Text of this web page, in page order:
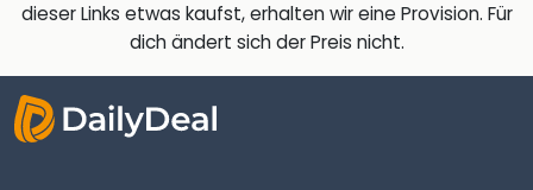
dieser Links etwas kaufst, erhalten wir eine Provision. Für
dich ändert sich der Preis nicht.